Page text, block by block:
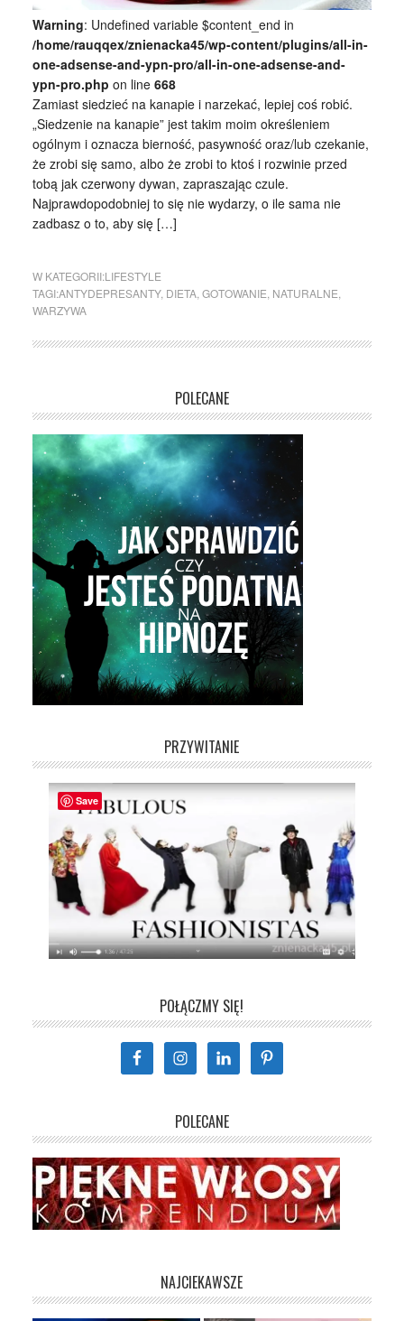
Warning: Undefined variable $content_end in
/home/rauqqex/znienacka45/wp-content/plugins/all-in-
one-adsense-and-ypn-pro/all-in-one-adsense-and-
ypn-pro.php on line 668
Zamiast siedzieć na kanapie i narzekać, lepiej coś robić.
„Siedzenie na kanapie” jest takim moim określeniem
ogólnym i oznacza bierność, pasywność oraz/lub czekanie,
że zrobi się samo, albo że zrobi to ktoś i rozwinie przed
tobą jak czerwony dywan, zapraszając czule.
Najprawdopodobniej to się nie wydarzy, o ile sama nie
zadbasz o to, aby się […]
W KATEGORII:LIFESTYLE
TAGI:ANTYDEPRESANTY, DIETA, GOTOWANIE NATURALNE
WARZYWA
POLECANE
PRZYWITANIE
POŁĄCZMY SIĘ!
POLECANE
NAJCIEKAWSZE
Save